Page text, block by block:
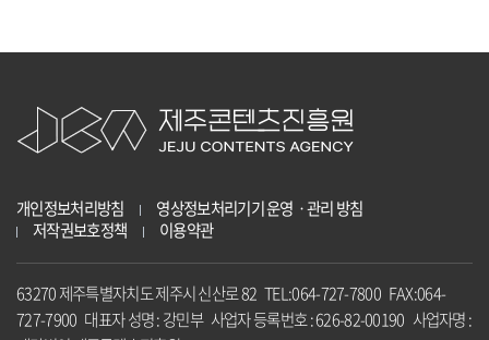
개인정보처리방침
영상정보처리기기 운영ㆍ관리 방침
저작권보호정책
이용약관
63270 제주특별자치도 제주시 신산로 82 TEL:064-727-7800 FAX:064-
727-7900 대표자 성명 : 강민부 사업자 등록번호 : 626-82-00190 사업자명 :